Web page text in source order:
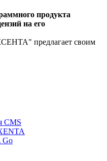
продукта
на его
предлагает своим
CMS
Go